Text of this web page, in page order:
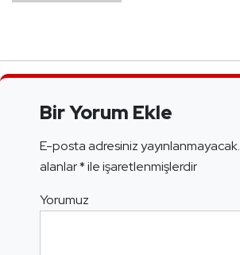
Bir Yorum Ekle
E-posta adresiniz yayınlanmayacak.
alanlar*ile işaretlenmişlerdir
Yorumuz